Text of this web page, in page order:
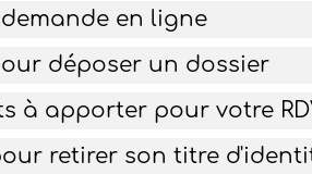
en ligne
déposer un dossier
à apporter pour votre
retirer son titre